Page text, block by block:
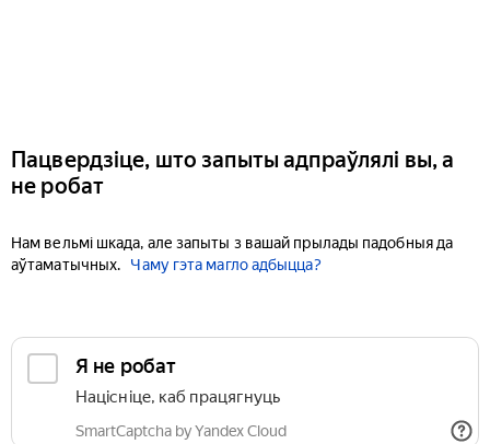
Пацвердзіце, што запыты адпраўлялі вы, а
не робат
Нам вельмі шкада, але запыты з вашай прылады падобныя да
аўтаматычных.
Чаму гэта магло адбыцца?
Я не робат
Націсніце, каб працягнуць
SmartCaptcha by Yandex Cloud